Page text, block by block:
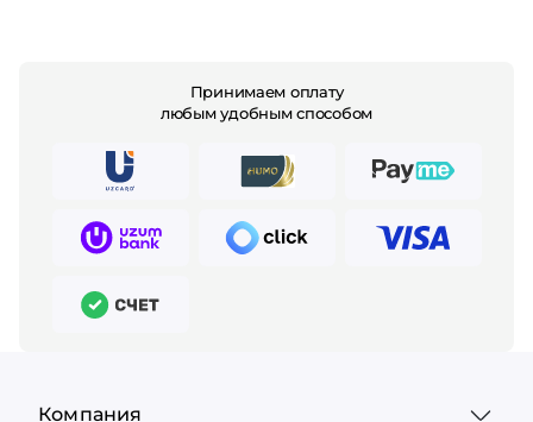
Принимаем оплату
любым удобным способом
Компания